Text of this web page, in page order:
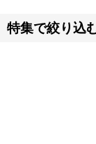
並び順:
特集で絞り込